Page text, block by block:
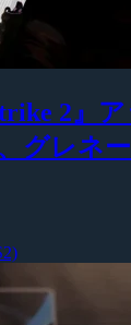
2』
、グレネ